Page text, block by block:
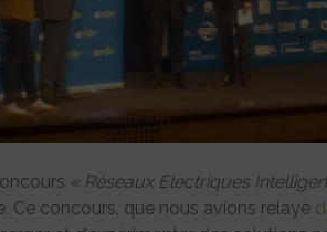
« Réseaux Electriques
Ce concours, que nous avions relayé